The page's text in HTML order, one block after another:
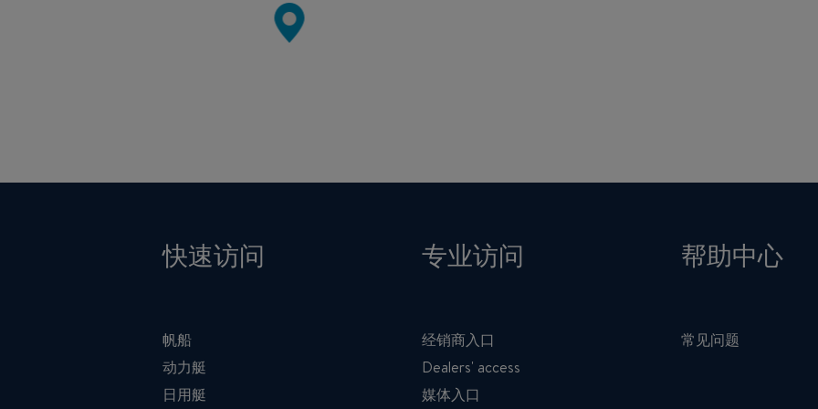
快速访问
帆船
动力艇
日用艇
专业访问
经销商入口
Dealers' access
媒体入口
帮助中心
常见问题